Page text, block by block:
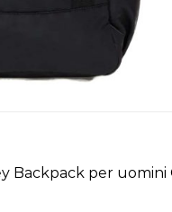
Backpack per uomini